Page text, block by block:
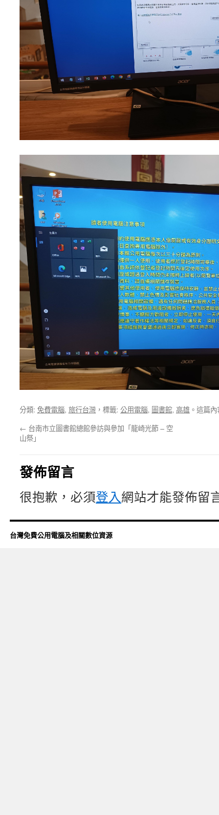
分類: 免費電腦, 旅行台灣 ，標籤: 公用電腦, 圖書館, 高雄 。這篇
← 台南市立圖書館總館參訪與參加「龍崎光節 – 空
山祭」
發佈留言
很抱歉，必須登入網站才能發佈留
台灣免費公用電腦及相關數位資源